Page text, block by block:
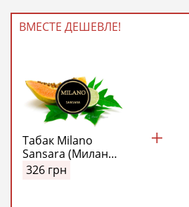
ВМЕСТЕ ДЕШЕВЛЕ!
Табак Milano
Sansara (Милано
Сансара) 100 гр
326 грн